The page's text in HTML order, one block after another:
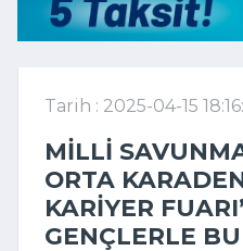
Tarih : 2025-04-15
MILLI
ORTA
KARIYER
GENÇLERLE